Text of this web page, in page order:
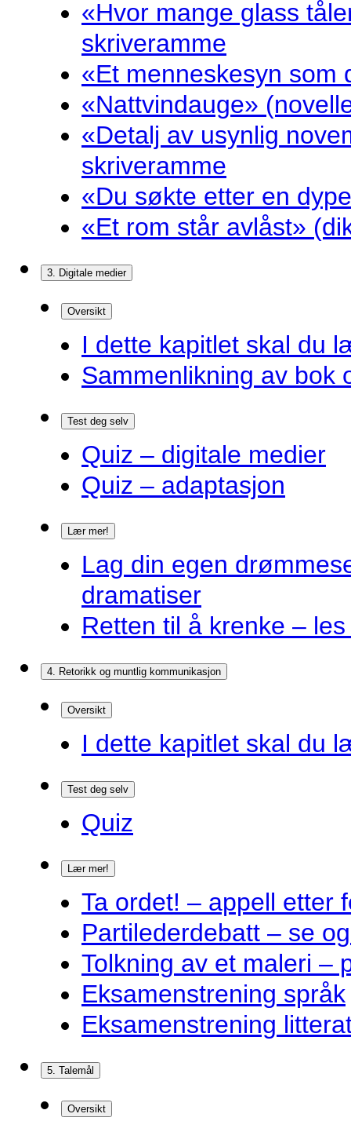
«Hvor mange glass
skriveramme
«Et menneskesyn som
«Nattvindauge»
«Detalj av usynlig
skriveramme
«Du søkte etter en
«Et rom står avlåst»
3. Digitale medier
Oversikt
I dette kapitlet skal du
Sammenlikning av bok
Test deg selv
Quiz – digitale medier
Quiz – adaptasjon
Lær mer!
Lag din egen
dramatiser
Retten til å krenke –
4. Retorikk og muntlig kommunikasjon
Oversikt
I dette kapitlet skal du
Test deg selv
Quiz
Lær mer!
Ta ordet! – appell etter
Partilederdebatt – se
Tolkning av et maleri –
Eksamenstrening språk
Eksamenstrening
5. Talemål
Oversikt